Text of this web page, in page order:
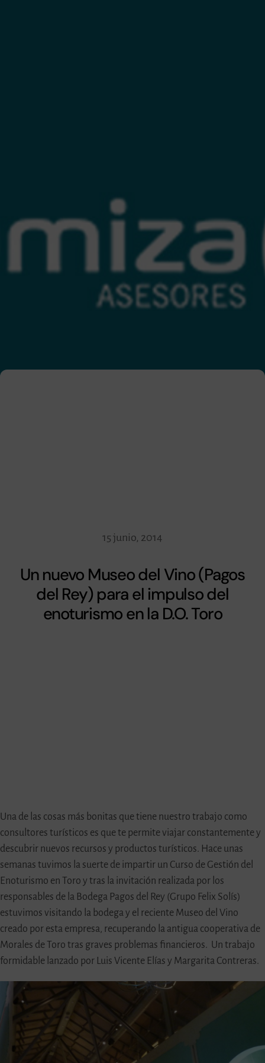
15 junio, 2014
Un nuevo Museo del Vino (Pagos
del Rey) para el impulso del
enoturismo en la D.O. Toro
Una de las cosas más bonitas que tiene nuestro trabajo como
consultores turísticos es que te permite viajar constantemente y
descubrir nuevos recursos y productos turísticos. Hace unas
semanas tuvimos la suerte de impartir un Curso de Gestión del
Enoturismo en Toro y tras la invitación realizada por los
responsables de la Bodega Pagos del Rey (Grupo Felix Solís)
estuvimos visitando la bodega y el reciente Museo del Vino
creado por esta empresa, recuperando la antigua cooperativa de
Morales de Toro tras graves problemas financieros. Un trabajo
formidable lanzado por Luis Vicente Elías y Margarita Contreras.